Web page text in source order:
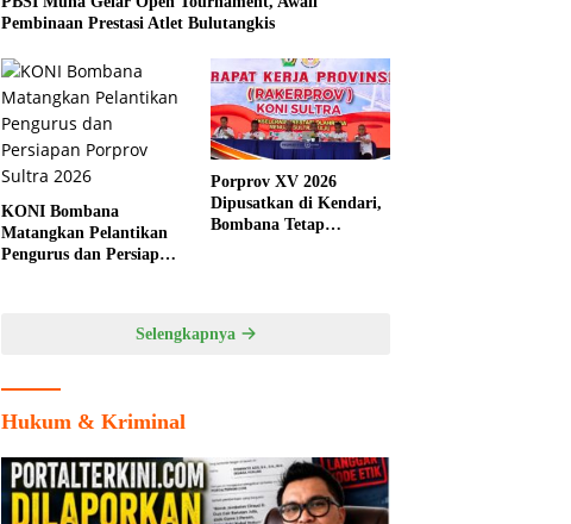
Pembinaan Prestasi Atlet Bulutangkis
KONI Bombana
Matangkan Pelantikan
Pengurus dan Persiapan
Porprov XV 2026
Dipusatkan di Kendari,
Bombana Tetap
Selengkapnya
Hukum & Kriminal